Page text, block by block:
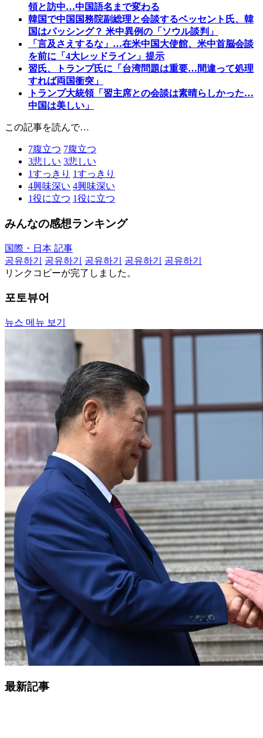
領と訪中…中国語名まで変わる
韓国で中国国務院副総理と会談するベッセント氏、韓
国はパッシング？ 米中異例の「ソウル談判」
「言及さえするな」…在米中国大使館、米中首脳会談
を前に「4大レッドライン」提示
習氏、トランプ氏に「台湾問題は重要…間違って処理
すれば両国衝突」
トランプ大統領「習主席との会談は素晴らしかった…
中国は美しい」
この記事を読んで…
7腹立つ 7腹立つ
3悲しい 3悲しい
1すっきり 1すっきり
4興味深い 4興味深い
1役に立つ 1役に立つ
みんなの感想ランキング
国際・日本 記事
공유하기
공유하기 공유하기 공유하기
공유하기
リンクコピーが完了しました。
포토뷰어
뉴스 메뉴 보기
最新記事